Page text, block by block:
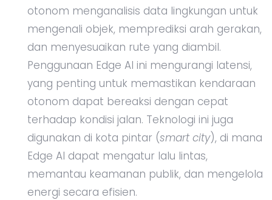
otonom menganalisis data lingkungan untuk
mengenali objek, memprediksi arah gerakan,
dan menyesuaikan rute yang diambil.
Penggunaan Edge AI ini mengurangi latensi,
yang penting untuk memastikan kendaraan
otonom dapat bereaksi dengan cepat
terhadap kondisi jalan. Teknologi ini juga
digunakan di kota pintar (smart city), di mana
Edge AI dapat mengatur lalu lintas,
memantau keamanan publik, dan mengelola
energi secara efisien.